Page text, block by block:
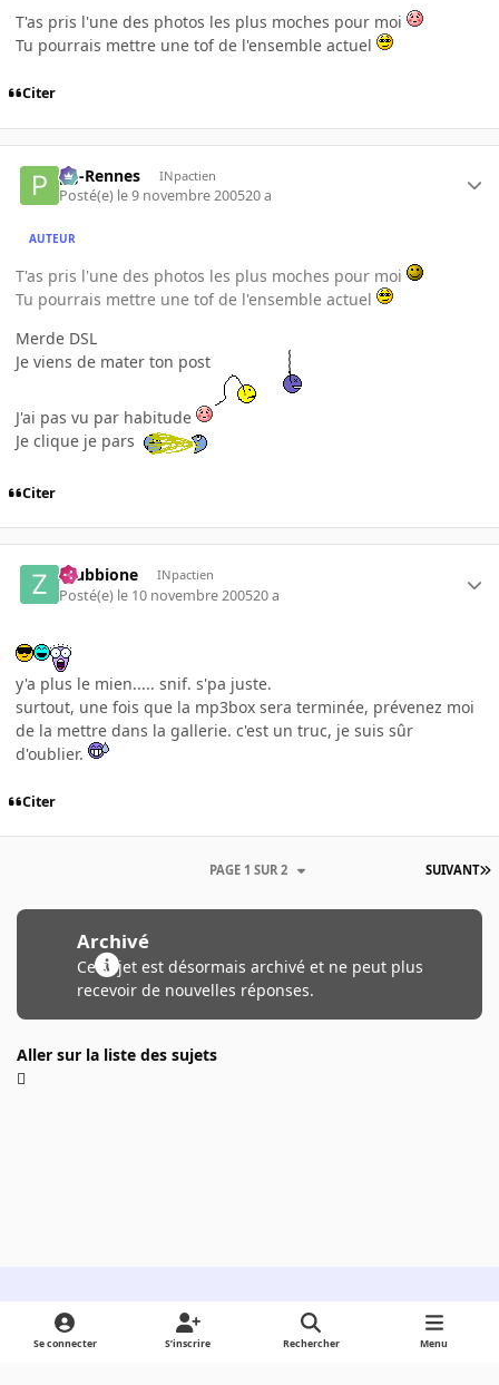
T'as pris l'une des photos les plus moches pour moi
Tu pourrais mettre une tof de l'ensemble actuel
Citer
pg-Rennes INpactien
Posté(e) le 9 novembre 200520 a
AUTEUR
T'as pris l'une des photos les plus moches pour moi
Tu pourrais mettre une tof de l'ensemble actuel
Merde DSL
Je viens de mater ton post
J'ai pas vu par habitude
Je clique je pars
Citer
zzubbione INpactien
Posté(e) le 10 novembre 200520 a
y'a plus le mien..... snif. s'pa juste.
surtout, une fois que la mp3box sera terminée, prévenez moi
de la mettre dans la gallerie. c'est un truc, je suis sûr
d'oublier.
Citer
SUIVANT
PAGE 1 SUR 2
Archivé
Ce sujet est désormais archivé et ne peut plus
recevoir de nouvelles réponses.
Aller sur la liste des sujets
Light ModeDark ModeSystem Preference
Se connecter S’inscrire Rechercher Menu